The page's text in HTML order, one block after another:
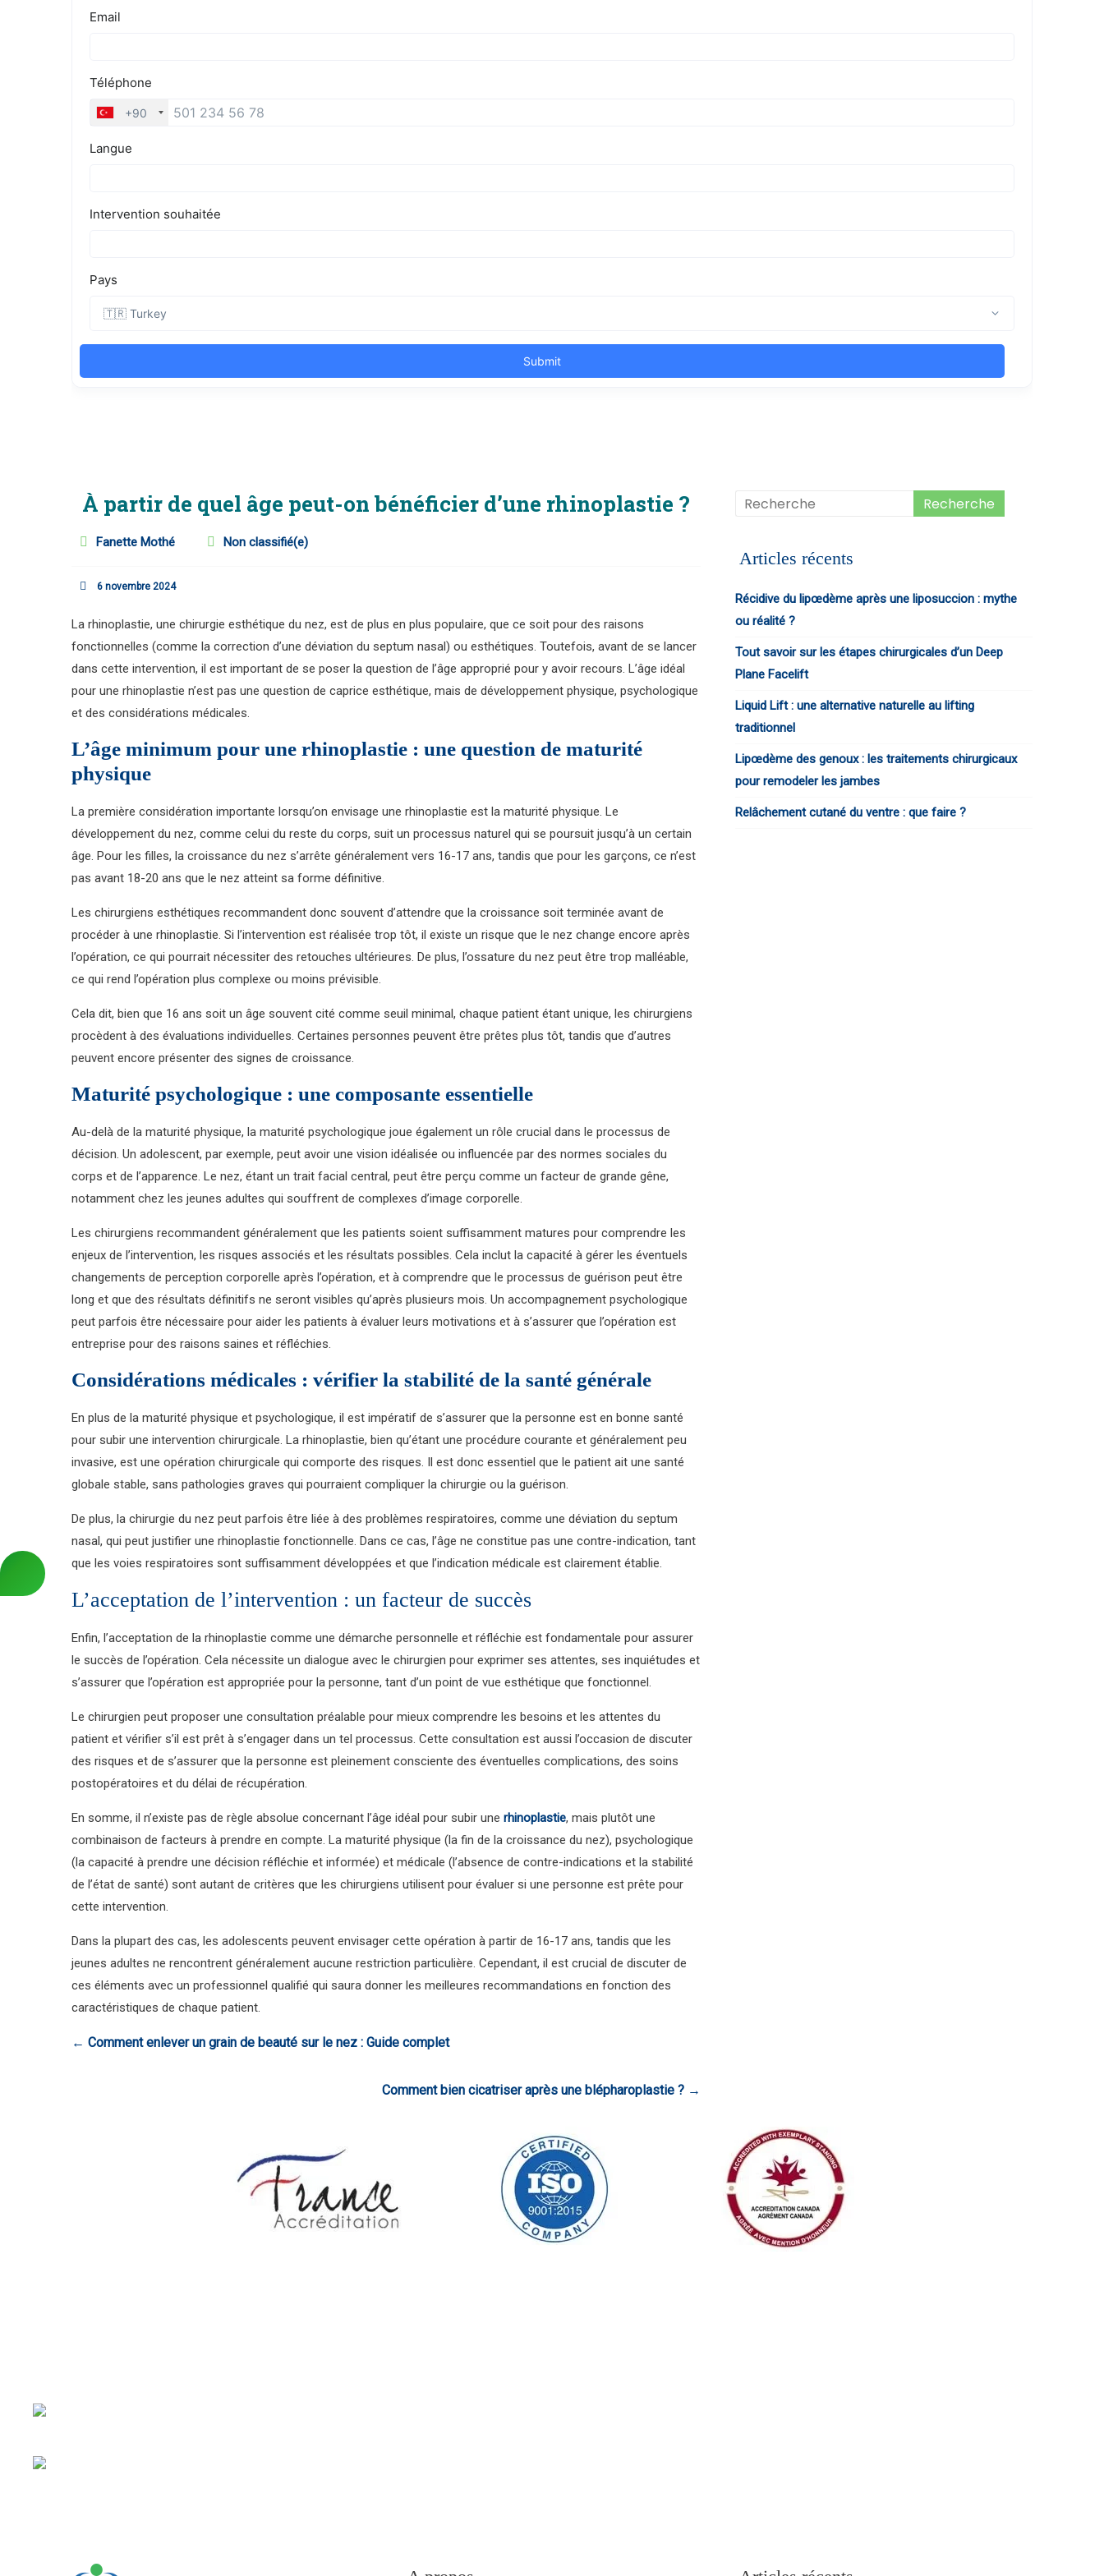
À partir de quel âge peut-on bénéficier d’une rhinoplastie ?
Fanette Mothé Non classifié(e)
6 novembre 2024
La rhinoplastie, une chirurgie esthétique du nez, est de plus en plus populaire, que ce soit pour des raisons
fonctionnelles (comme la correction d’une déviation du septum nasal) ou esthétiques. Toutefois, avant de se lancer
dans cette intervention, il est important de se poser la question de l’âge approprié pour y avoir recours. L’âge idéal
pour une rhinoplastie n’est pas une question de caprice esthétique, mais de développement physique, psychologique
et des considérations médicales.
L’âge minimum pour une rhinoplastie : une question de maturité
physique
La première considération importante lorsqu’on envisage une rhinoplastie est la maturité physique. Le
développement du nez, comme celui du reste du corps, suit un processus naturel qui se poursuit jusqu’à un certain
âge. Pour les filles, la croissance du nez s’arrête généralement vers 16-17 ans, tandis que pour les garçons, ce n’est
pas avant 18-20 ans que le nez atteint sa forme définitive.
Les chirurgiens esthétiques recommandent donc souvent d’attendre que la croissance soit terminée avant de
procéder à une rhinoplastie. Si l’intervention est réalisée trop tôt, il existe un risque que le nez change encore après
l’opération, ce qui pourrait nécessiter des retouches ultérieures. De plus, l’ossature du nez peut être trop malléable,
ce qui rend l’opération plus complexe ou moins prévisible.
Cela dit, bien que 16 ans soit un âge souvent cité comme seuil minimal, chaque patient étant unique, les chirurgiens
procèdent à des évaluations individuelles. Certaines personnes peuvent être prêtes plus tôt, tandis que d’autres
peuvent encore présenter des signes de croissance.
Maturité psychologique : une composante essentielle
Au-delà de la maturité physique, la maturité psychologique joue également un rôle crucial dans le processus de
décision. Un adolescent, par exemple, peut avoir une vision idéalisée ou influencée par des normes sociales du
corps et de l’apparence. Le nez, étant un trait facial central, peut être perçu comme un facteur de grande gêne,
notamment chez les jeunes adultes qui souffrent de complexes d’image corporelle.
Les chirurgiens recommandent généralement que les patients soient suffisamment matures pour comprendre les
enjeux de l’intervention, les risques associés et les résultats possibles. Cela inclut la capacité à gérer les éventuels
changements de perception corporelle après l’opération, et à comprendre que le processus de guérison peut être
long et que des résultats définitifs ne seront visibles qu’après plusieurs mois. Un accompagnement psychologique
peut parfois être nécessaire pour aider les patients à évaluer leurs motivations et à s’assurer que l’opération est
entreprise pour des raisons saines et réfléchies.
Considérations médicales : vérifier la stabilité de la santé générale
En plus de la maturité physique et psychologique, il est impératif de s’assurer que la personne est en bonne santé
pour subir une intervention chirurgicale. La rhinoplastie, bien qu’étant une procédure courante et généralement peu
invasive, est une opération chirurgicale qui comporte des risques. Il est donc essentiel que le patient ait une santé
globale stable, sans pathologies graves qui pourraient compliquer la chirurgie ou la guérison.
De plus, la chirurgie du nez peut parfois être liée à des problèmes respiratoires, comme une déviation du septum
nasal, qui peut justifier une rhinoplastie fonctionnelle. Dans ce cas, l’âge ne constitue pas une contre-indication, tant
que les voies respiratoires sont suffisamment développées et que l’indication médicale est clairement établie.
L’acceptation de l’intervention : un facteur de succès
Enfin, l’acceptation de la rhinoplastie comme une démarche personnelle et réfléchie est fondamentale pour assurer
le succès de l’opération. Cela nécessite un dialogue avec le chirurgien pour exprimer ses attentes, ses inquiétudes et
s’assurer que l’opération est appropriée pour la personne, tant d’un point de vue esthétique que fonctionnel.
Le chirurgien peut proposer une consultation préalable pour mieux comprendre les besoins et les attentes du
patient et vérifier s’il est prêt à s’engager dans un tel processus. Cette consultation est aussi l’occasion de discuter
des risques et de s’assurer que la personne est pleinement consciente des éventuelles complications, des soins
postopératoires et du délai de récupération.
En somme, il n’existe pas de règle absolue concernant l’âge idéal pour subir une rhinoplastie, mais plutôt une
combinaison de facteurs à prendre en compte. La maturité physique (la fin de la croissance du nez), psychologique
(la capacité à prendre une décision réfléchie et informée) et médicale (l’absence de contre-indications et la stabilité
de l’état de santé) sont autant de critères que les chirurgiens utilisent pour évaluer si une personne est prête pour
cette intervention.
Dans la plupart des cas, les adolescents peuvent envisager cette opération à partir de 16-17 ans, tandis que les
jeunes adultes ne rencontrent généralement aucune restriction particulière. Cependant, il est crucial de discuter de
ces éléments avec un professionnel qualifié qui saura donner les meilleures recommandations en fonction des
caractéristiques de chaque patient.
← Comment enlever un grain de beauté sur le nez : Guide complet
Comment bien cicatriser après une blépharoplastie ? →
Articles récents
Récidive du lipœdème après une liposuccion : mythe
ou réalité ?
Tout savoir sur les étapes chirurgicales d’un Deep
Plane Facelift
Liquid Lift : une alternative naturelle au lifting
traditionnel
Lipœdème des genoux : les traitements chirurgicaux
pour remodeler les jambes
Relâchement cutané du ventre : que faire ?